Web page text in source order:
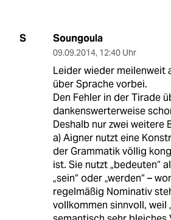
S Soungoula
09.09.2014, 12:40 Uhr
Leider wieder meilenweit
über Sprache vorbei.
Den Fehler in der Tirade
dankenswerterweise
Deshalb nur zwei weitere
a) Aigner nutzt eine
der Grammatik völlig
ist. Sie nutzt „bedeuten“
„sein“ oder „werden“ –
regelmäßig Nominativ
vollkommen sinnvoll, weil